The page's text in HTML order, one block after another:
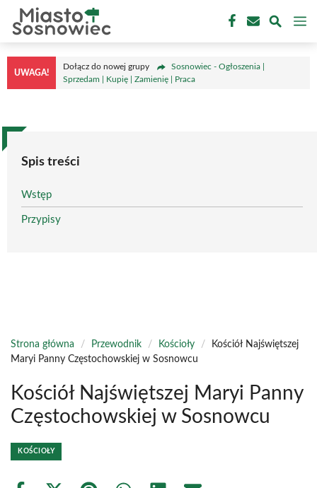
Przejdź
treści
UWAGA!
Dołącz do nowej grupy
Sosnowiec - Ogłoszenia |
Sprzedam | Kupię | Zamienię | Praca
Spis treści
Wstęp
Przypisy
Strona główna / Przewodnik / Kościoły /
Kościół Najświętszej
Maryi Panny Częstochowskiej w Sosnowcu
Kościół Najświętszej Maryi Panny
Częstochowskiej w Sosnowcu
KOŚCIOŁY